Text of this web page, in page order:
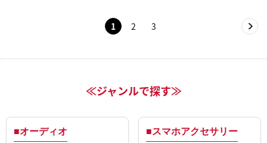
1 2 3
≪ジャンルで探す≫
■オーディオ ■スマホアクセサリー